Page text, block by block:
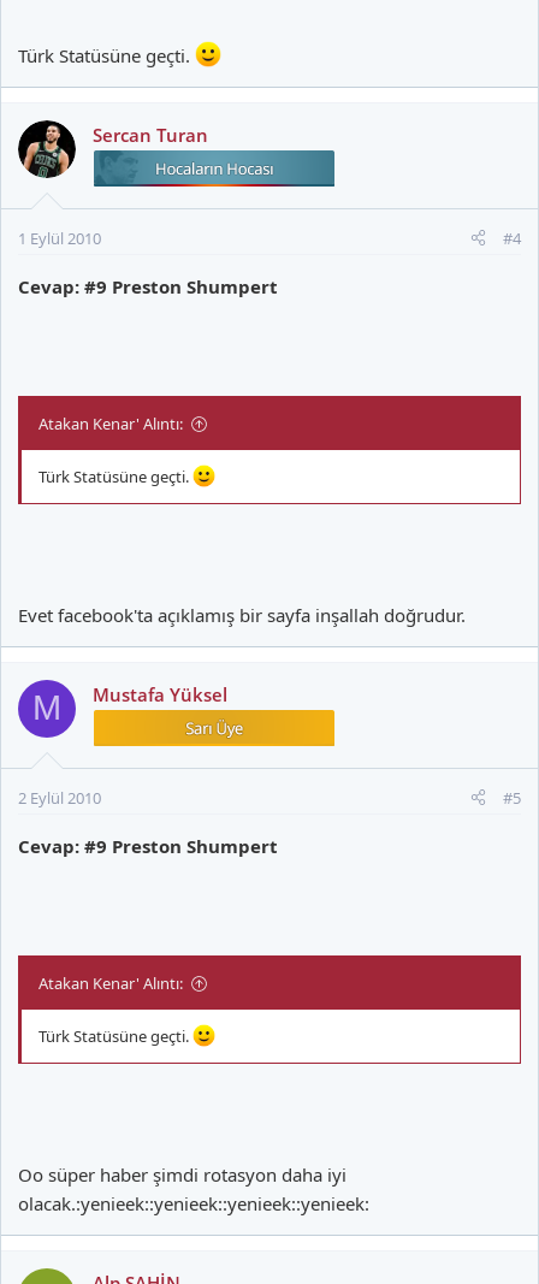
Türk Statüsüne geçti.
Sercan Turan
1 Eylül 2010 #4
Cevap: #9 Preston Shumpert
Atakan Kenar' Alıntı:
Türk Statüsüne geçti.
Evet facebook'ta açıklamış bir sayfa inşallah doğrudur.
M Mustafa Yüksel
2 Eylül 2010 #5
Cevap: #9 Preston Shumpert
Atakan Kenar' Alıntı:
Türk Statüsüne geçti.
Oo süper haber şimdi rotasyon daha iyi
olacak.:yenieek::yenieek::yenieek::yenieek: